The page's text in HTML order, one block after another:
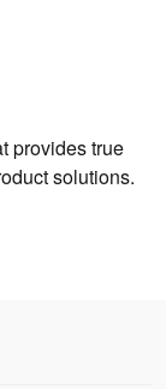
provides true
solutions.